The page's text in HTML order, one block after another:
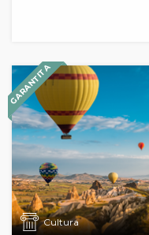
GARANTITA
Cultura